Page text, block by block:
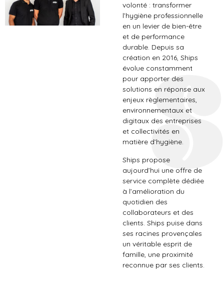
volonté : transformer
l’hygiène professionnelle
en un levier de bien-être
et de performance
durable. Depuis sa
création en 2016, Ships
évolue constamment
pour apporter des
solutions en réponse aux
enjeux règlementaires,
environnementaux et
digitaux des entreprises
et collectivités en
matière d’hygiène.
Ships propose
aujourd’hui une offre de
service complète dédiée
à l’amélioration du
quotidien des
collaborateurs et des
clients. Ships puise dans
ses racines provençales
un véritable esprit de
famille, une proximité
reconnue par ses clients.